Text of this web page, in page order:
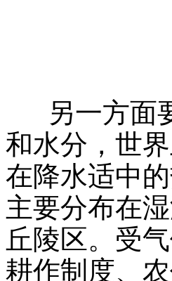
另一方面
和水分，世
在降水适中
主要分布在
丘陵区。受
耕作制度、